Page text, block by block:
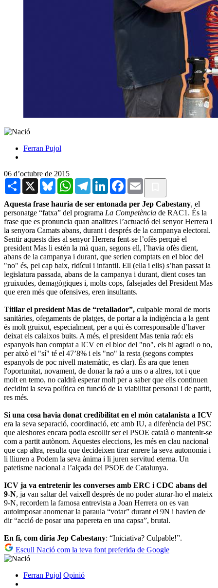
Ferran Pujol
06 d’octubre de 2015
Share X BlueskyWhatsAppTelegramLinkedInFacebook
Email
Aquesta frase hauria de ser entonada per Jep Cabestany, el
personatge “fatxa” del programa La Competència de RAC1. És la
frase que es pronuncia quan analitzes l’actuació del senyor Herrera i
la senyora Camats abans, durant i després de la campanya electoral.
Sentir aquests dies al senyor Herrera fent-se l’ofès perquè el
president Mas li estén la mà quan, segons ell, l’havia ofès dient,
abans de la campanya i durant, que serien comptats en el bloc del
"no" és, pel cap baix, ridícul i infantil. Ell (ella i ells) s’han passat la
legislatura passada, abans de la campanya i durant, dient coses tan
gruixudes, demagògiques i, molts cops, falsejades del President Mas
que eren més que ofensives, eren insultants.
Titllar el president Mas de “retallador”, culpable moral de morts
sanitàries, ofegaments de platges, de portar a la indigència a la gent
és molt gruixut, especialment, per a qui és corresponsable d’haver
deixat els calaixos buits. A més, el president Mas tenia raó: els
espanyols han comptat a ICV en el bloc del "no", els hi agradi o no,
per això el "sí" té el 47’8% i els "no" la resta (segons comptes
espanyols de poc nivell matemàtic, es clar). És ara que tenen
l'oportunitat, novament, de donar la raó a uns o a altres, tot i que
molt en temo, no caldrà esperar molt per a saber que ells continuen
decidint la seva política en funció de la viabilitat personal i de partit,
res més.
Si una cosa havia donat credibilitat en el món catalanista a ICV
era la seva separació, coordinació, etc amb IU, a diferència del PSC
que aleshores encara podia escollir ser el PSOE català o mantenir-se
com a partit autònom. Aquestes eleccions, les més en clau nacional
que cap altra, resulta que decideixen tirar enrere la seva autonomia i
li lliuren a Podem la seva ànima i li juren servitud eterna. Un
patetisme nacional a l’alçada del PSOE de Catalunya.
ICV ja va entretenir les converses amb ERC i CDC abans del
9-N, ja van saltar del vaixell després de no poder aturar-ho el mateix
9-N, recordem la famosa entrevista a Joan Herrera on es van
autoimposar anomenar la paraula “votar” durant el 9N i havien de
dir “acció de posar una papereta en una capsa”, brutal.
En fi, com diria Jep Cabestany: “Iniciativa? Culpable!”.
Escull Nació com la teva font preferida de Google
Ferran Pujol Opinió